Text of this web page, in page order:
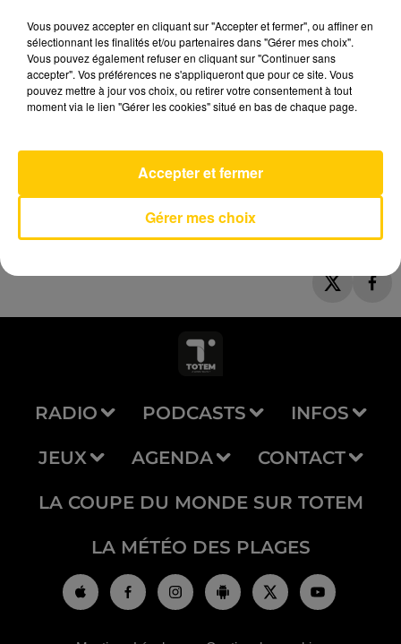
JEAN-LOUIS AUBERT
AVEYRON NORD
RADIO PODCASTS INFOS
JEUX AGENDA CONTACT
LA COUPE DU MONDE SUR TOTEM
LA MÉTÉO DES PLAGES
Vous pouvez accepter en cliquant sur "Accepter et fermer", ou affiner en
sélectionnant les finalités et/ou partenaires dans "Gérer mes choix".
Vous pouvez également refuser en cliquant sur "Continuer sans
accepter". Vos préférences ne s'appliqueront que pour ce site. Vous
pouvez mettre à jour vos choix, ou retirer votre consentement à tout
moment via le lien "Gérer les cookies" situé en bas de chaque page.
Gérer mes choix
Accepter et fermer